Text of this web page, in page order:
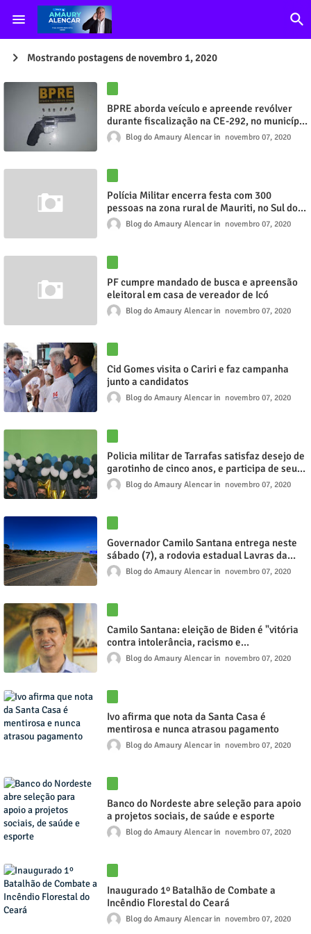
Mostrando postagens de novembro 1, 2020
BPRE aborda veículo e apreende revólver
durante fiscalização na CE-292, no município
do CratoBlog do Amaury Alencar novembro 07, 2020
Polícia Militar encerra festa com 300
pessoas na zona rural de Mauriti, no Sul do
CearáBlog do Amaury Alencar novembro 07, 2020
PF cumpre mandado de busca e apreensão
eleitoral em casa de vereador de Icó
Blog do Amaury Alencar novembro 07, 2020
Cid Gomes visita o Cariri e faz campanha
junto a candidatos
Blog do Amaury Alencar novembro 07, 2020
Policia militar de Tarrafas satisfaz desejo de
garotinho de cinco anos, e participa de seu
aniversário
Blog do Amaury Alencar novembro 07, 2020
Governador Camilo Santana entrega neste
sábado (7), a rodovia estadual Lavras da
Mangabeira a Aurora
Blog do Amaury Alencar novembro 07, 2020
Camilo Santana: eleição de Biden é "vitória
contra intolerância, racismo e
autoritarismo"
Blog do Amaury Alencar novembro 07, 2020
Ivo afirma que nota da Santa Casa é
mentirosa e nunca atrasou pagamento
Blog do Amaury Alencar novembro 07, 2020
Banco do Nordeste abre seleção para apoio
a projetos sociais, de saúde e esporte
Blog do Amaury Alencar novembro 07, 2020
Inaugurado 1º Batalhão de Combate a
Incêndio Florestal do Ceará
Blog do Amaury Alencar novembro 07, 2020